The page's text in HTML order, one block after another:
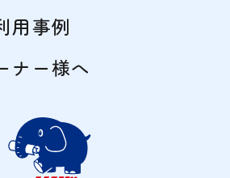
用事例
ナー様へ
ズ・料金表
物件概要